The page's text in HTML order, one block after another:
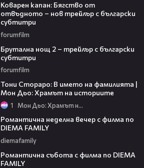
Коварен капан: Бягство от
отвъдното – нов трейлър с български
субтитри
forumfilm
Брутална нощ 2 – трейлър с български
субтитри
forumfilm
Тони Стораро: В името на фамилията |
Мон Дьо: Храмът на историите
1 Мон Дьо: Храмът на историите
Романтична неделна вечер с филма по
DIEMA FAMILY
diemafamily
Романтична събота с филма по DIEMA
FAMILY